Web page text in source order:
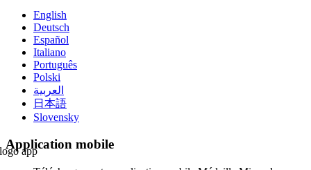
English
Deutsch
Español
Italiano
Português
Polski
العربية
日本語
Slovensky
Application mobile